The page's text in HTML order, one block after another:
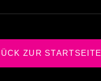
ZUR STARTSEITE